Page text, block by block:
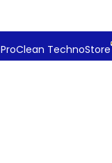
TechnoStore